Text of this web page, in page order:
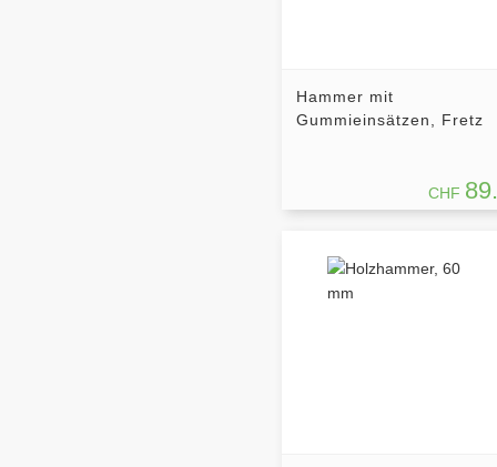
Hammer mit
Gummieinsätzen, Fretz
CHF